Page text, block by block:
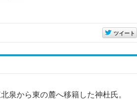
entry10296
ツイート
泉から東の麓へ移籍した神杜氏。